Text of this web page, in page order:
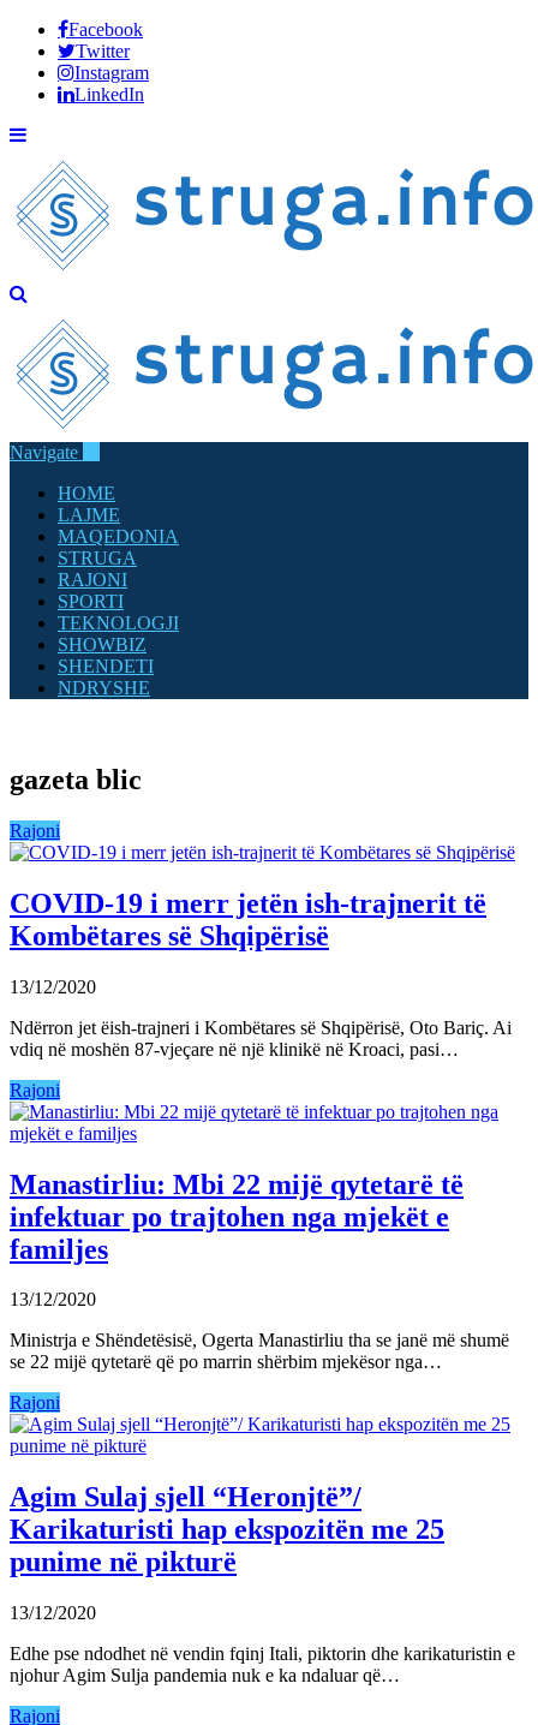
Facebook
Twitter
Instagram
LinkedIn
Navigate
HOME
LAJME
MAQEDONIA
STRUGA
RAJONI
SPORTI
TEKNOLOGJI
SHOWBIZ
SHENDETI
NDRYSHE
gazeta blic
Rajoni
COVID-19 i merr jetën ish-trajnerit të
Kombëtares së Shqipërisë
13/12/2020
Ndërron jet ëish-trajneri i Kombëtares së Shqipërisë, Oto Bariç. Ai
vdiq në moshën 87-vjeçare në një klinikë në Kroaci, pasi…
Rajoni
Manastirliu: Mbi 22 mijë qytetarë të
infektuar po trajtohen nga mjekët e
familjes
13/12/2020
Ministrja e Shëndetësisë, Ogerta Manastirliu tha se janë më shumë
se 22 mijë qytetarë që po marrin shërbim mjekësor nga…
Rajoni
Agim Sulaj sjell “Heronjtë”/
Karikaturisti hap ekspozitën me 25
punime në pikturë
13/12/2020
Edhe pse ndodhet në vendin fqinj Itali, piktorin dhe karikaturistin e
njohur Agim Sulja pandemia nuk e ka ndaluar që…
Rajoni